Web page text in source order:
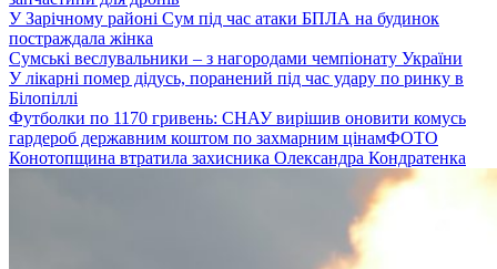
У Зарічному районі Сум під час атаки БПЛА на будинок
постраждала жінка
Сумські веслувальники – з нагородами чемпіонату України
У лікарні помер дідусь, поранений під час удару по ринку в
Білопіллі
Футболки по 1170 гривень: СНАУ вирішив оновити комусь
гардероб державним коштом по захмарним цінамФОТО
Конотопщина втратила захисника Олександра Кондратенка